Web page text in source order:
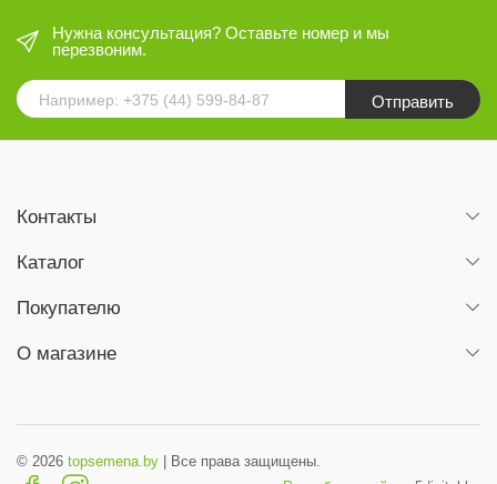
Нужна консультация? Оставьте номер и мы
перезвоним.
Отправить
Контакты
Каталог
Покупателю
О магазине
© 2026 topsemena.by | Все права защищены.